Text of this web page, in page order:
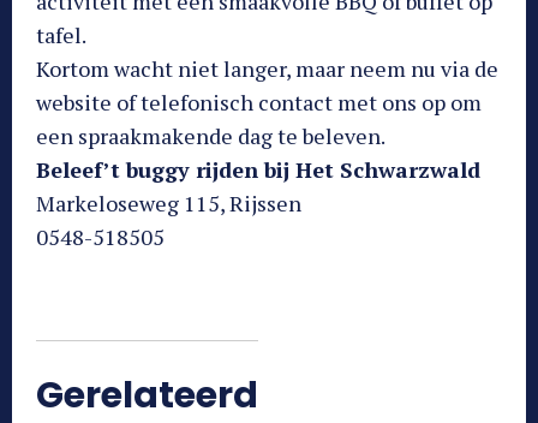
tafel.
Kortom wacht niet langer, maar neem nu via de
website of telefonisch contact met ons op om
een spraakmakende dag te beleven.
Beleef’t buggy rijden bij Het Schwarzwald
Markeloseweg 115, Rijssen
0548-518505
Gerelateerd